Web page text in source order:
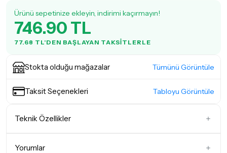
Ürünü sepetinize ekleyin, indirimi kaçırmayın!
746.90 TL
77.68 TL'DEN BAŞLAYAN TAKSITLERLE
Stokta olduğu mağazalar Tümünü Görüntüle
Taksit Seçenekleri Tabloyu Görüntüle
Teknik Özellikler
Yorumlar